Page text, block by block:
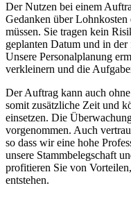
Der Nutzen bei einem
Gedanken über
müssen. Sie tragen kein
geplanten Datum und in
Unsere Personalplanung
verkleinern und die
Der Auftrag kann auch
somit zusätzliche Zeit und
einsetzen. Die
vorgenommen. Auch
so dass wir eine hohe
unsere Stammbelegschaft
profitieren Sie von
entstehen.